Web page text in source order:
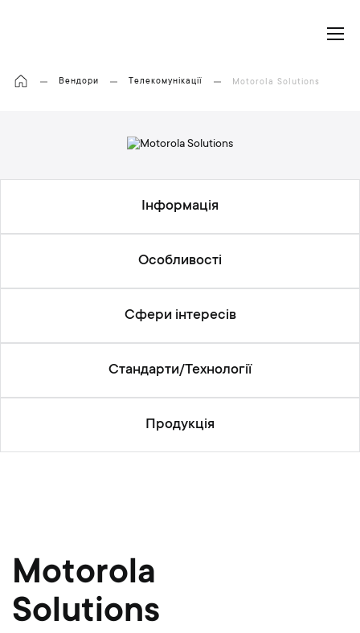
Вендори Телекомунікації Motorola Solutions
Інформація
Особливості
Сфери інтересів
Cтандарти/Технології
Продукція
Motorola
Solutions